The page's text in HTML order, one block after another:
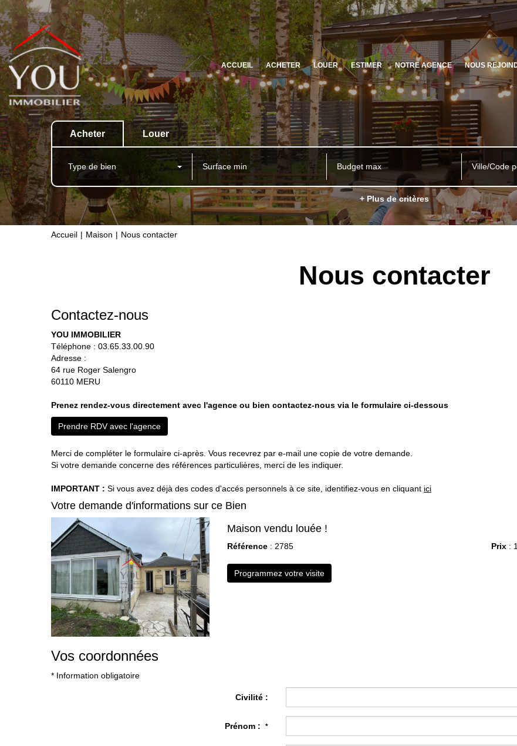
ACCUEIL ACHETER LOUER ESTIMER NOTRE AGENCE NOUS
Acheter Louer
Type de bien Ville/Code
+ Plus de critères
Accueil Maison Nous contacter
Nous contacter
Contactez-nous
YOU IMMOBILIER
Téléphone : 03.65.33.00.90
Adresse :
64 rue Roger Salengro
60110 MERU
Prenez rendez-vous directement avec l'agence ou bien contactez-nous via le formulaire ci-dessous
Prendre RDV avec l'agence
Merci de compléter le formulaire ci-après. Vous recevrez par e-mail une copie de votre demande.
Si votre demande concerne des références particulières, merci de les indiquer.
IMPORTANT : Si vous avez déjà des codes d'accés personnels à ce site, identifiez-vous en cliquant ici
Votre demande d'informations sur ce Bien
Maison vendu louée !
Référence : 2785 Prix :
Programmez votre visite
Vos coordonnées
* Information obligatoire
Civilité :
Prénom : *